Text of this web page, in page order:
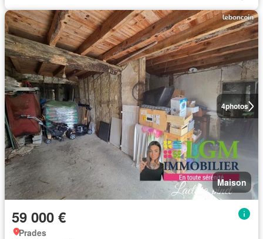
4photos
Maison
59 000 €
Prades